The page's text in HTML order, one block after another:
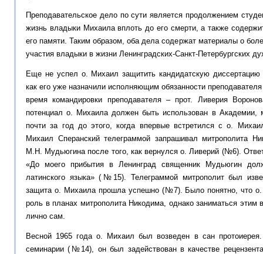
Преподавательское дело по сути является продолжением
жизнь владыки Михаила вплоть до его смерти, а также
его памяти. Таким образом, оба дела содержат материалы о
участия владыки в жизни Ленинградских-Санкт-Петербургских
Еще не успел о. Михаил защитить кандидатскую
как его уже назначили исполняющим обязанности
время командировки преподавателя – прот. Ливерия
потенциал о. Михаила должен быть использован в Академии,
почти за год до этого, когда впервые встретился с о.
Михаил Сперанский телеграммой запрашивал митрополита
М.Н. Мудьюгина после того, как вернулся о. Ливерий (№6).
«До моего прибытия в Ленинград священник Мудьюгин
латинского языка» (№15). Телеграммой митрополит был
защита о. Михаила прошла успешно (№7). Было понятно, что
роль в планах митрополита Никодима, однако заниматься
лично сам.
Весной 1965 года о. Михаил был возведен в сан
семинарии (№14), он был задействован в качестве